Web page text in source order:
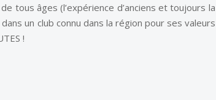
tous âges (l’expérience d’anciens et toujours la
un club connu dans la région pour ses valeurs
!